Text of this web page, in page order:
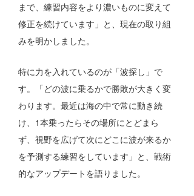
まで、練習内容をより濃いものに変えて
修正を続けています」と、現在の取り組
みを明かしました。
特に力を入れているのが「波探し」で
す。「どの波に乗るかで勝敗が大きく変
わります。最近は海の中で常に動き続
け、1本乗ったらその場所にとどまら
ず、視野を広げて次にどこに波が来るか
を予測する練習をしています」と、戦術
的なアップデートを語りました。